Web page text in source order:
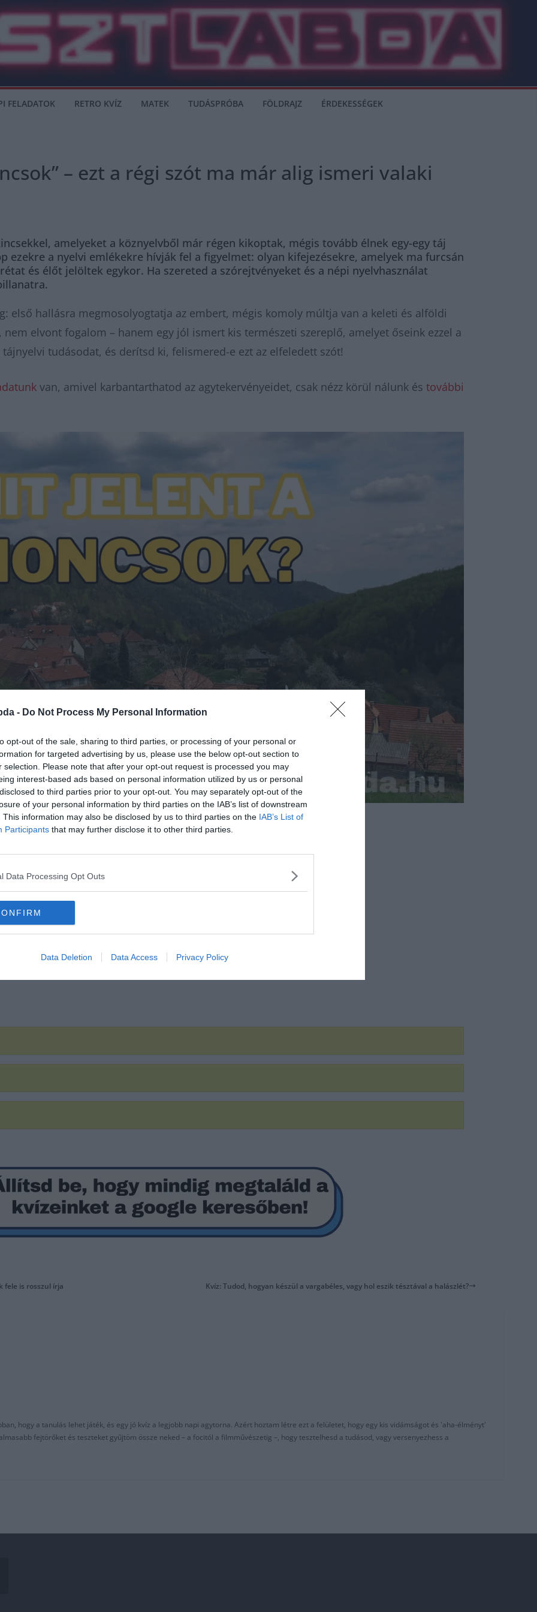
- Do Not Process My Personal Information
opt-out of the sale, sharing to third parties, or processing of your personal or
for targeted advertising by us, please use the below opt-out section to
selection. Please note that after your opt-out request is processed you may
interest-based ads based on personal information utilized by us or personal
to third parties prior to your opt-out. You may separately opt-out of the
of your personal information by third parties on the IAB’s list of downstream
This information may also be disclosed by us to third parties on the IAB’s List of
Participants that may further disclose it to other third parties.
Data Processing Opt Outs
Data Deletion Data Access Privacy Policy
FELADATOK RETRO KVÍZ MATEK TUDÁSPRÓBA FÖLDRAJZ ÉRDEKESSÉGEK
– ezt a régi szót ma már alig ismeri valaki
amelyeket a köznyelvből már régen kikoptak, mégis tovább élnek egy-egy táj
ezekre a nyelvi emlékekre hívják fel a figyelmet: olyan kifejezésekre, amelyek ma furcsán
és élőt jelöltek egykor. Ha szereted a szórejtvényeket és a népi nyelvhasználat
első hallásra megmosolyogtatja az embert, mégis komoly múltja van a keleti és alföldi
elvont fogalom – hanem egy jól ismert kis természeti szereplő, amelyet őseink ezzel a
tudásodat, és derítsd ki, felismered-e ezt az elfeledett szót!
van, amivel karbantarthatod az agytekervényeidet, csak nézz körül nálunk és további
Hirdetés
fele is rosszul írja Kvíz: Tudod, hogyan készül a vargabéles, vagy hol eszik tésztával a halászlét?
hogy a tanulás lehet játék, és egy jó kvíz a legjobb napi agytorna. Azért hoztam létre ezt a felületet, hogy egy kis vidámságot és 'aha-élményt'
fejtörőket és teszteket gyűjtöm össze neked – a focitól a filmművészetig –, hogy tesztelhesd a tudásod, vagy versenyezhess a